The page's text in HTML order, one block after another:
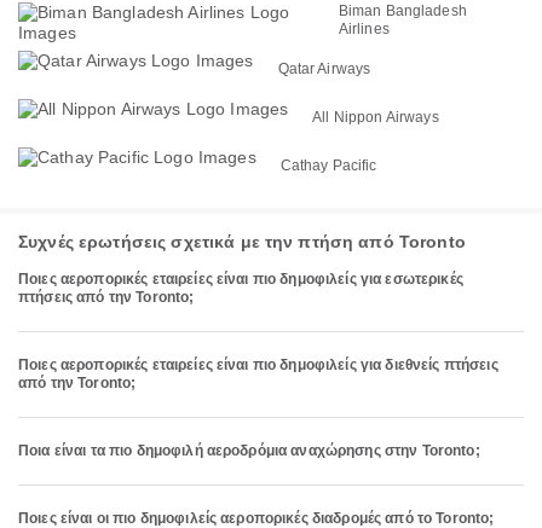
Biman Bangladesh
Airlines
Qatar Airways
All Nippon Airways
Cathay Pacific
Συχνές ερωτήσεις σχετικά με την πτήση από Toronto
Ποιες αεροπορικές εταιρείες είναι πιο δημοφιλείς για εσωτερικές
πτήσεις από την Toronto;
Ποιες αεροπορικές εταιρείες είναι πιο δημοφιλείς για διεθνείς πτήσεις
από την Toronto;
Ποια είναι τα πιο δημοφιλή αεροδρόμια αναχώρησης στην Toronto;
Ποιες είναι οι πιο δημοφιλείς αεροπορικές διαδρομές από το Toronto;